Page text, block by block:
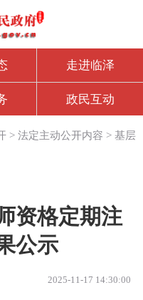
走进临泽
政民互动
>法定主动公开内容 >基层
资格定期注
公示
2025-11-17 14:30:00